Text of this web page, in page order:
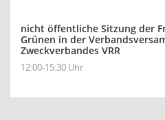
nicht öffentliche Sitzung der
Grünen in der
Zweckverbandes VRR
12:00-15:30 Uhr